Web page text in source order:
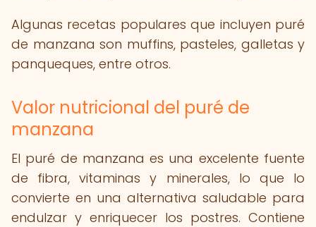
Algunas recetas populares que incluyen puré
de manzana son muffins, pasteles, galletas y
panqueques, entre otros.
Valor nutricional del puré de
manzana
El puré de manzana es una excelente fuente
de fibra, vitaminas y minerales, lo que lo
convierte en una alternativa saludable para
endulzar y enriquecer los postres. Contiene